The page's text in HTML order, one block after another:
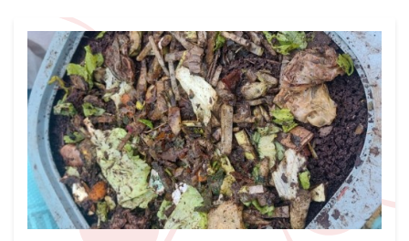
können
angezeigten
Inhalte
nach
Thema
gefiltert
werden.
Es